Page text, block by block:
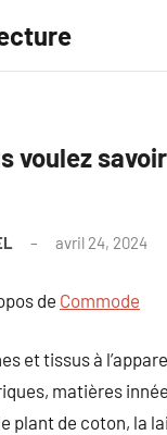
voulez
avril 24, 2024
de Commode
et tissus à
matières
plant de coton, la